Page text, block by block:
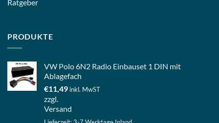
Ratgeber
PRODUKTE
VW Polo 6N2 Radio Einbauset 1 DIN mit
Ablagefach
€11,49 inkl. MwST
zzgl.
Versand